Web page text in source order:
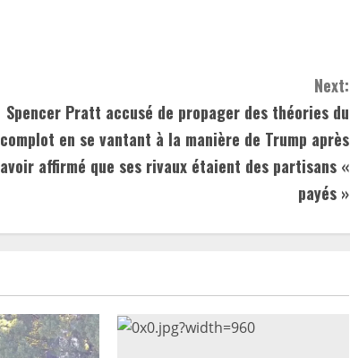
Next:
Spencer Pratt accusé de propager des théories du
complot en se vantant à la manière de Trump après
avoir affirmé que ses rivaux étaient des partisans «
payés »